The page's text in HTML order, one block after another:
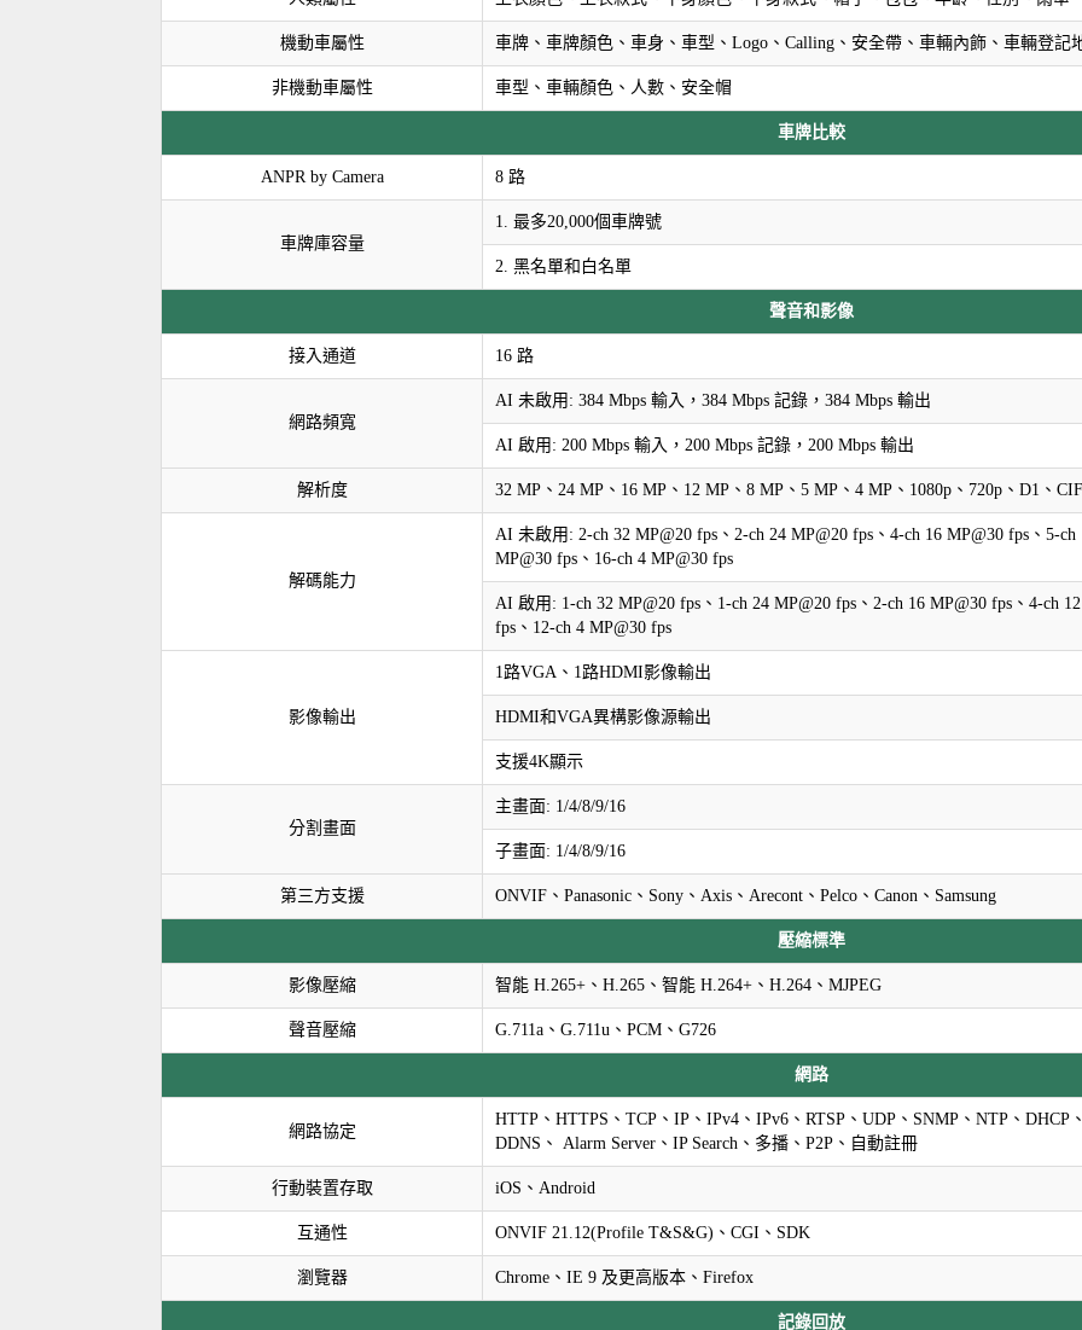
機動車屬性 車牌、車牌顏色、車身、車型、Logo、Calling、安全帶、車輛內飾、車輛登記
非機動車屬性 車型、車輛顏色、人數、安全帽
車牌比較
ANPR by Camera 8 路
車牌庫容量
1. 最多20,000個車牌號
2. 黑名單和白名單
聲音和影像
接入通道 16 路
網路頻寬
AI 未啟用: 384 Mbps 輸入，384 Mbps 記錄，384 Mbps 輸出
AI 啟用: 200 Mbps 輸入，200 Mbps 記錄，200 Mbps 輸出
解析度 32 MP、24 MP、16 MP、12 MP、8 MP、5 MP、4 MP、1080p、720p、D1、
解碼能力
AI 未啟用: 2-ch 32 MP@20 fps、2-ch 24 MP@20 fps、4-ch 16 MP@30 fps、5-
MP@30 fps、16-ch 4 MP@30 fps
AI 啟用: 1-ch 32 MP@20 fps、1-ch 24 MP@20 fps、2-ch 16 MP@30 fps、4-ch
fps、12-ch 4 MP@30 fps
影像輸出
1路VGA、1路HDMI影像輸出
HDMI和VGA異構影像源輸出
支援4K顯示
分割畫面
主畫面: 1/4/8/9/16
子畫面: 1/4/8/9/16
第三方支援 ONVIF、Panasonic、Sony、Axis、Arecont、Pelco、Canon、Samsung
壓縮標準
影像壓縮 智能 H.265+、H.265、智能 H.264+、H.264、MJPEG
聲音壓縮 G.711a、G.711u、PCM、G726
網路
網路協定
HTTP、HTTPS、TCP、IP、IPv4、IPv6、RTSP、UDP、SNMP、NTP、DHCP
DDNS、 Alarm Server、IP Search、多播、P2P、自動註冊
行動裝置存取 iOS、Android
互通性 ONVIF 21.12(Profile T&S&G)、CGI、SDK
瀏覽器 Chrome、IE 9 及更高版本、Firefox
記錄回放